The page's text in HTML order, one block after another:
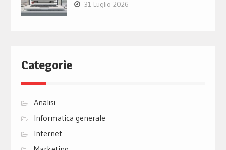
31 Luglio 2026
Categorie
Analisi
Informatica generale
Internet